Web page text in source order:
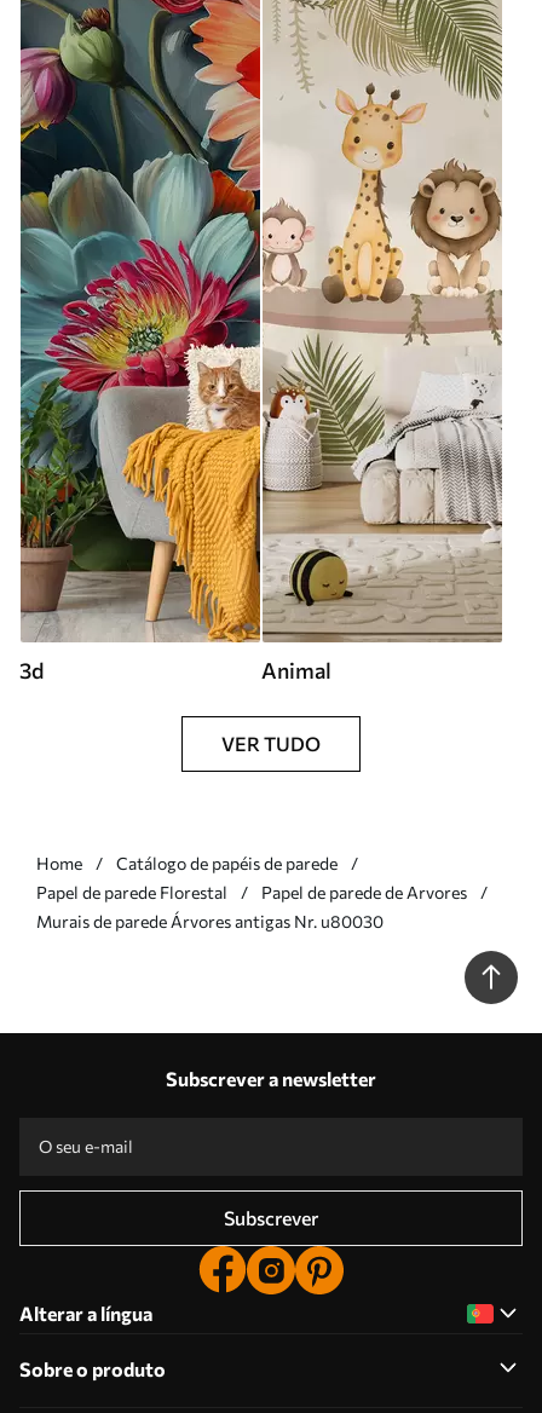
3d Animal
VER TUDO
Home
Catálogo de papéis de parede
Papel de parede Florestal
Papel de parede de Arvores
Murais de parede Árvores antigas Nr. u80030
Subscrever a newsletter
Subscrever
Alterar a língua
Sobre o produto